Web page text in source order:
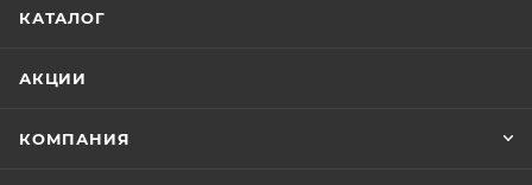
КАТАЛОГ
АКЦИИ
КОМПАНИЯ